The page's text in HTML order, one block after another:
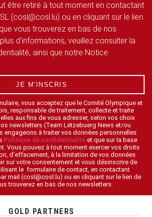
être retiré à tout moment en contactant
(cosl@cosl.lu) ou en cliquant sur le lien
vous trouverez en bas de nos
d'informations, veuillez consulter la
ainsi que notre Notice
JE M'INSCRIS
vous acceptez que le Comité Olympique et
responsable de traitement, collecte et traite
aux fins de vous adresser, selon vos choix
newsletters (Team Lëtzebuerg News et/ou
engageons à traiter vos données personnelles
Politique de confidentialité et que sur la base
Vous pouvez à tout moment exercer vos droits
d’effacement, à la limitation de vos données
sur votre consentement et vous désinscrire de
le formulaire de contact, en contactant
mail (cosl@cosl.lu) ou en cliquant sur le lien de
trouverez en bas de nos newsletters.
GOLD PARTNERS